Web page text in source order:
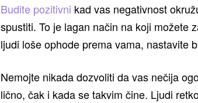
Budite pozitivni kad vas negativnost
spustiti. To je lagan način na koji možete
ljudi loše ophode prema vama, nastavite
Nemojte nikada dozvoliti da vas nečija
lično, čak i kada se takvim čine. Ljudi